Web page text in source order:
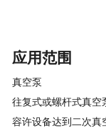
应用范围
真空泵
往复式或螺杆式真空
容许设备达到二次真